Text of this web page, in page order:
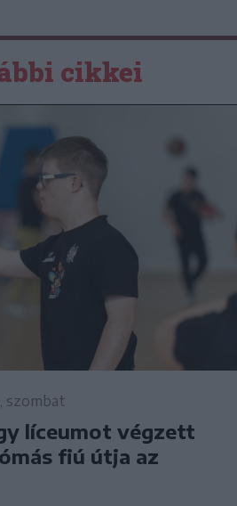
cikkei
szombat
líceumot végzett
fiú útja az